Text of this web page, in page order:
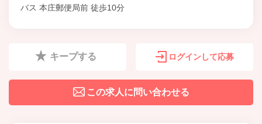
バス 本庄郵便局前 徒歩10分
キープする ログインして応募
この求人に問い合わせる